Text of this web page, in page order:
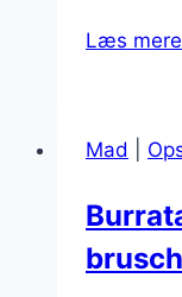
Læs mere
Mad